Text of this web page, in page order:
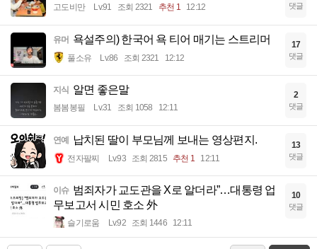
고도비만 Lv.91 조회 2321 추천 1 12:12 댓글
유머 욕설주의) 한국어 욕 티어 매기는 스트리머
풀소유 Lv.86 조회 2321 12:12
17
댓글
지식 알면 좋은말
봄봄봉필 Lv.31 조회 1058 12:11
2
댓글
연예 납치된 딸이 부모님께 보내는 영상편지.
전자팔찌 Lv.93 조회 2815 추천 1 12:11
13
댓글
이슈 범죄자가 교도관을 X로 알더라”…대통령 업
무보고서 시민 호소 外
슬기로움 Lv.92 조회 1446 12:11
10
댓글